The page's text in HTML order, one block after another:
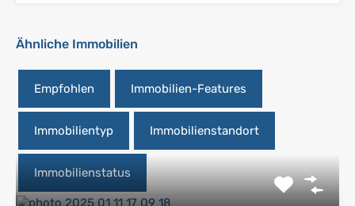
Ähnliche Immobilien
Empfohlen Immobilien-Features
Immobilientyp Immobilienstandort
Immobilienstatus